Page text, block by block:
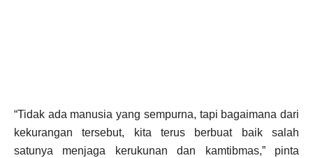
“Tidak ada manusia yang sempurna, tapi bagaimana dari
kekurangan tersebut, kita terus berbuat baik salah
satunya menjaga kerukunan dan kamtibmas,” pinta